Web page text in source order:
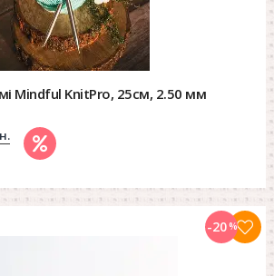
Mindful KnitPro, 25см, 2.50 мм
корзину
-20%